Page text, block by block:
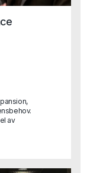
av
på